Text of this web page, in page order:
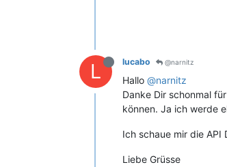
L lucabo @narnitz
Hallo @narnitz
Danke Dir schonmal
können. Ja ich werde
Ich schaue mir die API
Liebe Grüsse